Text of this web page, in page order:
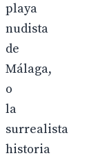
playa
nudista
de
Málaga,
o
la
surrealista
historia